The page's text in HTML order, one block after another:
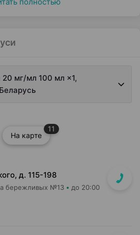
мг/мл 100 мл ×1,
На карте
11
д. 115-198
бережливых №13 до 20:00